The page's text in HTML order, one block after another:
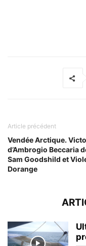
Article précédent
Vendée Arctique.
d’Ambrogio Beccaria
Sam Goodshild et
Dorange